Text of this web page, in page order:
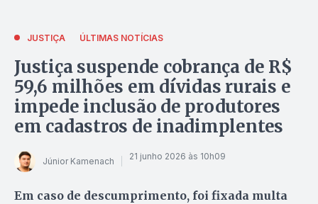
JUSTIÇA ÚLTIMAS NOTÍCIAS
Justiça suspende cobrança de R$
59,6 milhões em dívidas rurais e
impede inclusão de produtores
em cadastros de inadimplentes
Júnior Kamenach 21 junho 2026 às 10h09
Em caso de descumprimento, foi fixada multa